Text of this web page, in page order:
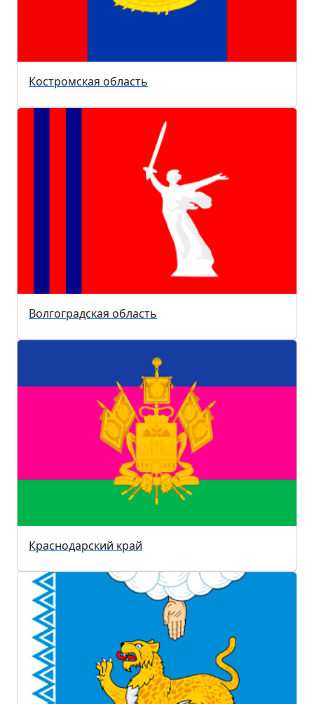
Костромская область
Волгоградская область
Краснодарский край